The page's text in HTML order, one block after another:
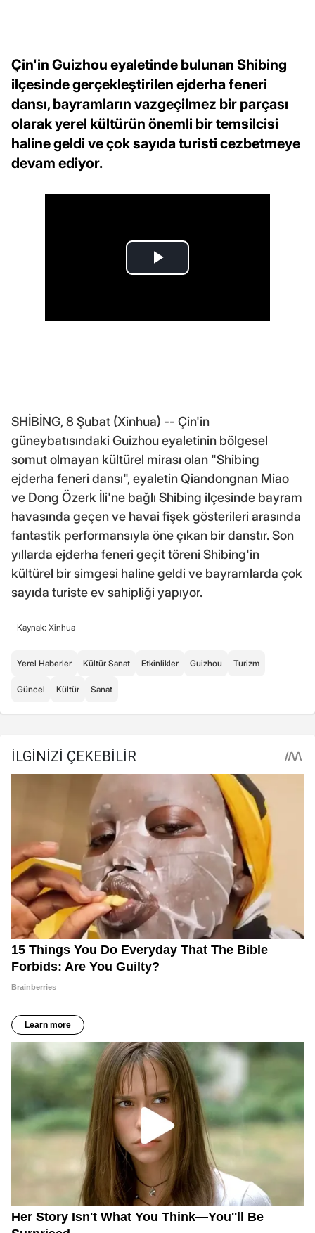
Çin'in Guizhou eyaletinde bulunan Shibing
ilçesinde gerçekleştirilen ejderha feneri
dansı, bayramların vazgeçilmez bir parçası
olarak yerel kültürün önemli bir temsilcisi
haline geldi ve çok sayıda turisti cezbetmeye
devam ediyor.
SHİBİNG, 8 Şubat (Xinhua) -- Çin'in
güneybatısındaki Guizhou eyaletinin bölgesel
somut olmayan kültürel mirası olan "Shibing
ejderha feneri dansı", eyaletin Qiandongnan Miao
ve Dong Özerk İli'ne bağlı Shibing ilçesinde bayram
havasında geçen ve havai fişek gösterileri arasında
fantastik performansıyla öne çıkan bir danstır. Son
yıllarda ejderha feneri geçit töreni Shibing'in
kültürel bir simgesi haline geldi ve bayramlarda çok
sayıda turiste ev sahipliği yapıyor.
Kaynak: Xinhua
Yerel Haberler Kültür Sanat Etkinlikler Guizhou Turizm
Güncel Kültür Sanat